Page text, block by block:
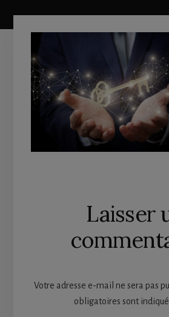
Reader
Interactions
Laisser
Votre adresse e-mail ne sera pas
obligatoires sont